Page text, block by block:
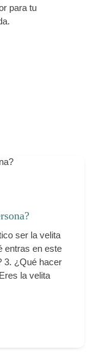
para tu
ser la velita
entras en este
3. ¿Qué hacer
la velita